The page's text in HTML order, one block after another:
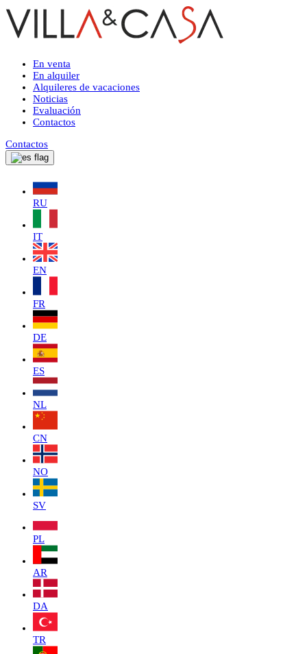
En venta
En alquiler
Alquileres de vacaciones
Noticias
Evaluación
Contactos
Contactos
RU
IT
EN
FR
DE
ES
NL
CN
NO
SV
PL
AR
DA
TR